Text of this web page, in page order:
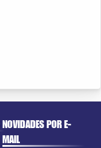
NOVIDADES POR E-
MAIL